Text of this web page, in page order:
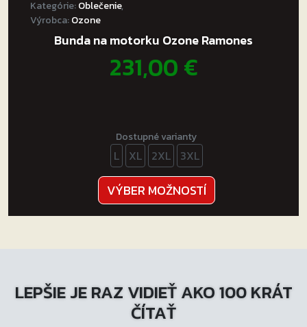
Kategórie:Oblečenie,
Výrobca:Ozone
Bunda na motorku Ozone Ramones
231,00€
Dostupné varianty
L XL 2XL 3XL
VÝBER MOŽNOSTÍ
produkt
má
si
môžete
LEPŠIE JE RAZ VIDIEŤ AKO 100 KRÁT
ČÍTAŤ